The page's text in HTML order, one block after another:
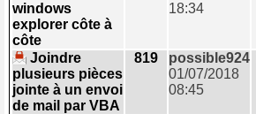
windows
explorer côte à
côte
18:34
Joindre
plusieurs pièces
jointe à un envoi
de mail par VBA
819
possible924
01/07/2018
08:45